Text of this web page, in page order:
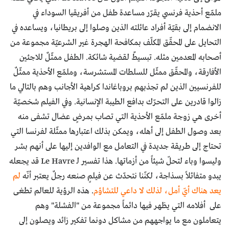
ملمّع أحذية فرنسي يقرّر مساعدة طفل من أفريقيا السوداء في
الانضمام إلى بقيّة أفراد عائلته الذين وصلوا إلى بريطانيا، ويساعده في
التحايل على المحقّق المكلّف بمكافحة الهجرة غير الشرعيّة مجموعة من
أصحابه المعدمين مثله. تبسيطٌ لقضية شائكة. الطفل ممثّلٌ للاجئين
الأفارقة، والمحقّق ممثّل للسلطات المستشرسة، وملمّع الأحذية ممثّلٌ
للفرنسيين الذين لم تجذبهم بروباغاندا كراهية الأجانب وهم بالتالي ما
زالوا قادرين على التحرّك بدافع الطيبة الإنسانية. وفي الفيلم شخصيّة
أخرى هي زوجة ملمّع الأحذية التي تصاب بمرضٍ عضال تشفى منه
بعد وصول الطفل إلى أهله، ويمكن بذلك اعتبارها ممثّلة لفرنسا التي
تحتاج إلى طريقة جديدة في التعامل مع الوافدين إليها على أنهم بشر
وليسوا وباء لتحلّ شيئاً من أزماتها. هذا تفسير لـ Le Havre قد يجعله
يبدو متفائلاً بسذاجة، لكنّنا نتحدّث عن فيلمٍ صنعه رجلٌ يعتبر أنّه لم
يعد هناك أيّ أمل، لذلك لا داعي للتشاؤم. هذه الرؤية للعالم تطغى
على أفلامه التي يظهر فيها دائماً مجموعة من "الفشلة" وهم
يتعاملون مع ما يواجههم من مشاكل دونما تفكير زائد ويصلون إلى